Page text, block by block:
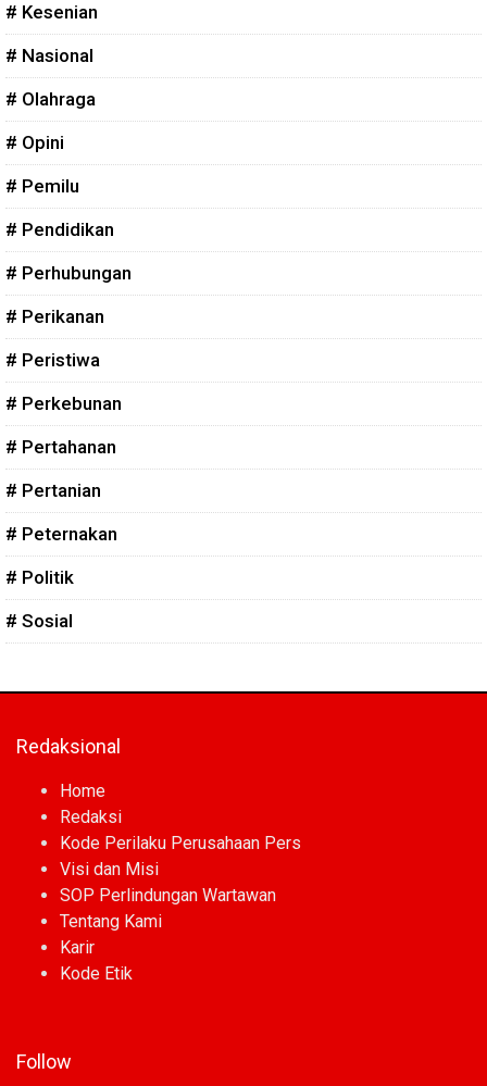
# Kesenian
# Nasional
# Olahraga
# Opini
# Pemilu
# Pendidikan
# Perhubungan
# Perikanan
# Peristiwa
# Perkebunan
# Pertahanan
# Pertanian
# Peternakan
# Politik
# Sosial
Redaksional
Home
Redaksi
Kode Perilaku Perusahaan Pers
Visi dan Misi
SOP Perlindungan Wartawan
Tentang Kami
Karir
Kode Etik
Follow